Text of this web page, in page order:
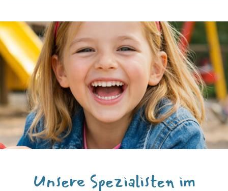
Unsere Spezialisten im